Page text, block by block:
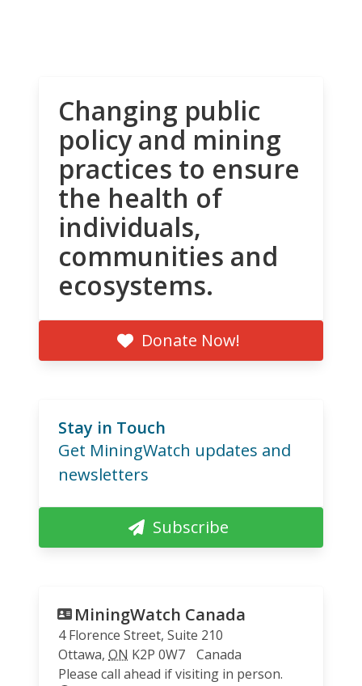
Changing public
policy and mining
practices to ensure
the health of
individuals,
communities and
ecosystems.
Donate Now!
Stay in Touch
Get MiningWatch updates and
newsletters
Subscribe
MiningWatch Canada
4 Florence Street, Suite 210
Ottawa, ON K2P 0W7
Canada
Please call ahead if visiting in person.